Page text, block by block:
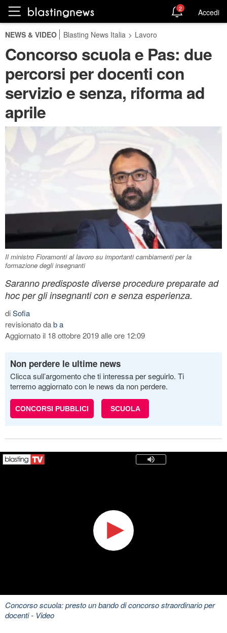
2 Accedi
NEWS & VIDEO Blasting News Italia > Lavoro
Concorso scuola e Pas: due
percorsi per docenti con
servizio e senza, riforma ad
aprile
Il ministro Fioramonti al lavoro su importanti cambiamenti per la
formazione degli insegnanti
Saranno predisposte diverse procedure preparate ad
hoc per gli insegnanti con e senza esperienza.
diSofia
revisionato dab a
Aggiornato il 18 ottobre 2019 alle ore 12:09
Non perdere le ultime news
Clicca sull’argomento che ti interessa per seguirlo. Ti
terremo aggiornato con le news da non perdere.
CONCORSI PUBBLICI SCUOLA
Concorso scuola: presto un bando di concorso straordinario per
docenti- Video